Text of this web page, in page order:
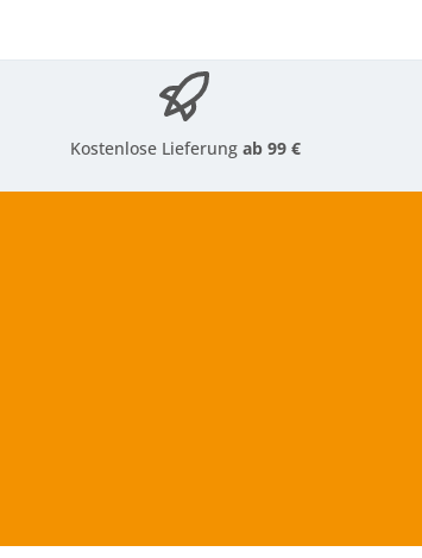
Kostenlose Lieferungab 99 €